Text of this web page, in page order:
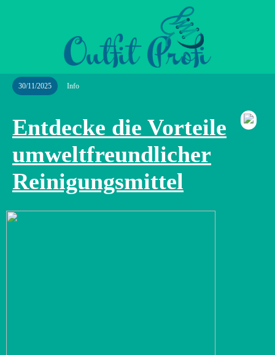
30/11/2025 Info
Entdecke die Vorteile
umweltfreundlicher
Reinigungsmittel